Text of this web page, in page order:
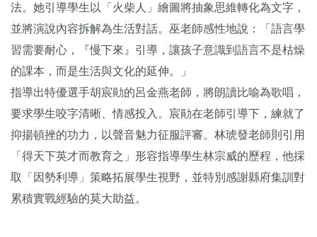
法。她引導學生以「火柴人」繪圖將抽象思維轉化為文字，
並將演說內容拆解為生活對話。巫老師感性地說：「語言學
習需要耐心，『慢下來』引導，讓孩子意識到語言不是枯燥
的課本，而是生活與文化的延伸。」
指導出特優選手胡宸勛的呂金燕老師，將朗讀比喻為歌唱，
要求學生咬字清晰、情感投入。宸勛在老師引導下，練就了
抑揚頓挫的功力，以聲音魅力征服評審。林琥發老師則引用
「得天下英才而教育之」形容指導學生林宗威的歷程，他採
取「因勢利導」策略拓展學生視野，並特別感謝縣府集訓對
累積實戰經驗的莫大助益。